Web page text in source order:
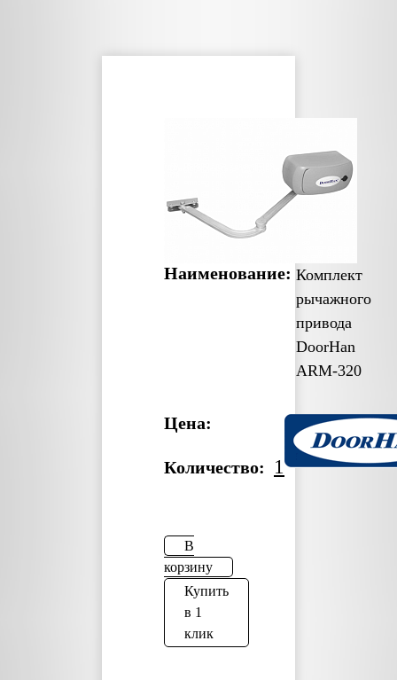
Наименование: Комплект
рычажного
привода
DoorHan
ARM-320
Цена:
Количество: 1
В
корзину
Купить
в 1
клик